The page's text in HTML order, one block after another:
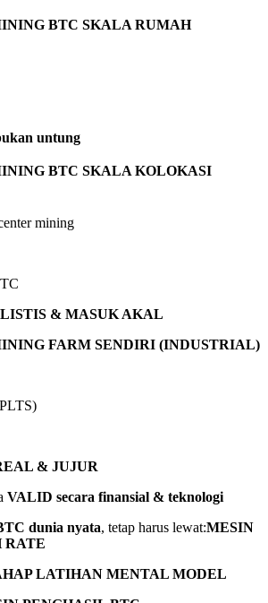
BTC SKALA RUMAH
untung
BTC SKALA KOLOKASI
mining
& MASUK AKAL
FARM SENDIRI (INDUSTRIAL)
& JUJUR
VALID secara finansial & teknologi
dunia nyata, tetap harus lewat:MESIN
RATE
LATIHAN MENTAL MODEL